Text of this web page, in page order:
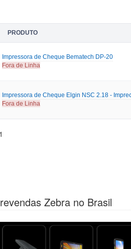
PRODUTO
Impressora de Cheque Bematech DP-20
Fora de Linha
Impressora de Cheque Elgin NSC 2.18 -
Fora de Linha
Zebra no Brasil